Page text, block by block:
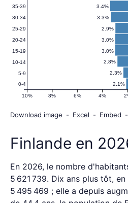
2100)
2.1%
2.3%
2.8%
3.0%
3.0%
2.9%
3.3%
3.4%
10% 8% 6% 4%
0-4
5-9
10-14
15-19
20-24
25-29
30-34
35-39
Download image - Excel - Embed -
Finlande en
En 2026, le nombre
5 621 739. Dix ans plus tôt,
5 495 469 ; elle a depuis